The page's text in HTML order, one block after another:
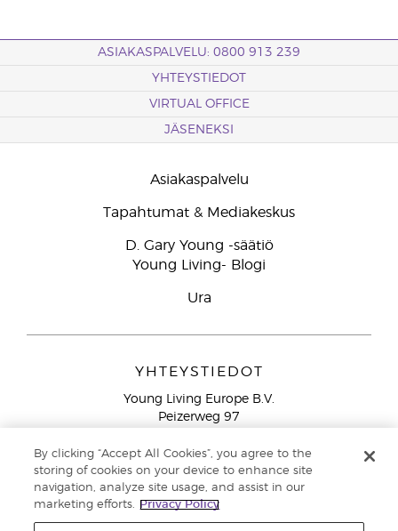
ASIAKASPALVELU: 0800 913 239
YHTEYSTIEDOT
VIRTUAL OFFICE
JÄSENEKSI
Asiakaspalvelu
Tapahtumat & Mediakeskus
D. Gary Young -säätiö
Young Living- Blogi
Ura
YHTEYSTIEDOT
Young Living Europe B.V.
Peizerweg 97
Netherlands
Ilmainen yhteydenotto lankanumeroista Suomesta
913 239
Email: asiakaspalvelu@youngliving.com
By clicking “Accept All Cookies”, you agree to the
storing of cookies on your device to enhance site
navigation, analyze site usage, and assist in our
marketing efforts.
Privacy Policy